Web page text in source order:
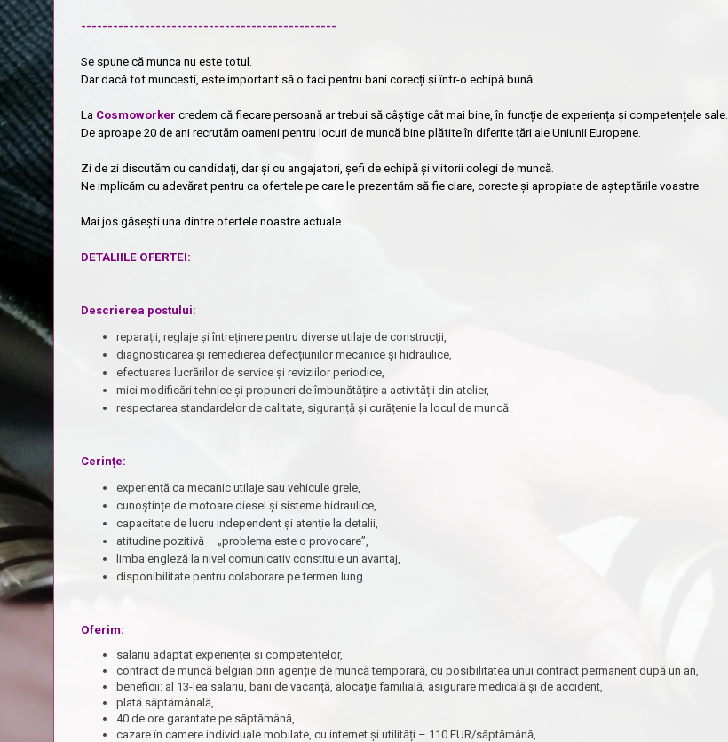
------------------------------------------------
Se spune că munca nu este totul.
Dar dacă tot muncești, este important să o faci pentru bani corecți și într-o echipă bună.
La Cosmoworker credem că fiecare persoană ar trebui să câștige cât mai bine, în funcție de experiența și competențele sale.
De aproape 20 de ani recrutăm oameni pentru locuri de muncă bine plătite în diferite țări ale Uniunii Europene.
Zi de zi discutăm cu candidați, dar și cu angajatori, șefi de echipă și viitorii colegi de muncă.
Ne implicăm cu adevărat pentru ca ofertele pe care le prezentăm să fie clare, corecte și apropiate de așteptările voastre.
Mai jos găsești una dintre ofertele noastre actuale.
DETALIILE OFERTEI:
Descrierea postului:
reparații, reglaje și întreținere pentru diverse utilaje de construcții,
diagnosticarea și remedierea defecțiunilor mecanice și hidraulice,
efectuarea lucrărilor de service și reviziilor periodice,
mici modificări tehnice și propuneri de îmbunătățire a activității din atelier,
respectarea standardelor de calitate, siguranță și curățenie la locul de muncă.
Cerințe:
experiență ca mecanic utilaje sau vehicule grele,
cunoștințe de motoare diesel și sisteme hidraulice,
capacitate de lucru independent și atenție la detalii,
atitudine pozitivă – „problema este o provocare”,
limba engleză la nivel comunicativ constituie un avantaj,
disponibilitate pentru colaborare pe termen lung.
Oferim:
salariu adaptat experienței și competențelor,
contract de muncă belgian prin agenție de muncă temporară, cu posibilitatea unui contract permanent după un an,
beneficii: al 13-lea salariu, bani de vacanță, alocație familială, asigurare medicală și de accident,
plată săptămânală,
40 de ore garantate pe săptămână,
cazare în camere individuale mobilate, cu internet și utilități – 110 EUR/săptămână,